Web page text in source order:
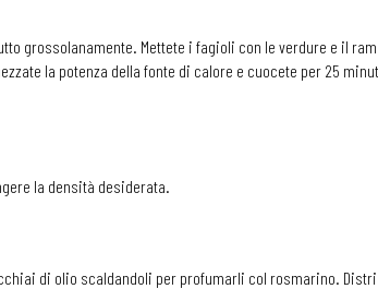
grossolanamente. Mettete i fagioli con le verdure e il
la potenza della fonte di calore e cuocete per 25
la densità desiderata.
di olio scaldandoli per profumarli col rosmarino.